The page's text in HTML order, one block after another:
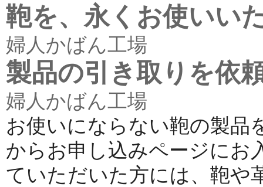
鞄を、永くお使いい
婦人かばん工場
製品の引き取りを依
婦人かばん工場
お使いにならない鞄の製品
からお申し込みページにお
ていただいた方には、鞄や